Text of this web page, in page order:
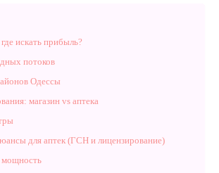
искать прибыль?
потоков
Одессы
магазин vs аптека
для аптек (ГСН и лицензирование)
мощность